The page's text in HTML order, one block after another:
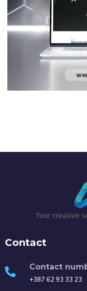
Your creative
Contact
Contact
+387 62 93 33 23